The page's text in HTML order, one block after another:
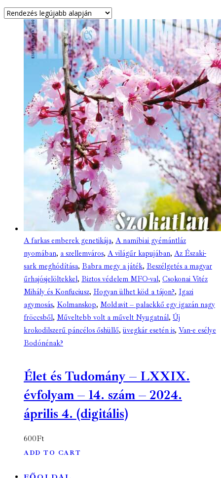
A farkas emberek genetikája, A namíbiai gyémántláz
nyomában, a szellemváros, A világűr kapujában, Az Északi-
sark meghódítása, Babra megy a játék, Beszélgetés a magyar
űrhajósjelöltekkel, Biztos védelem MFO-val, Csokonai Vitéz
Mihály és Konfuciusz, Hogyan ülhet köd a tájon?, Igazi
agymosás, Kolmanskop, Moldavit – palackkő egy igazán nagy
fröccsből, Műveltebb volt a művelt Nyugatnál, Új
krokodilszerű páncélos őshüllő, üvegkár esetén is, Van-e esélye
Bodónénak?
Élet és Tudomány – LXXIX.
évfolyam – 14. szám – 2024.
április 4. (digitális)
600Ft
ADD TO CART